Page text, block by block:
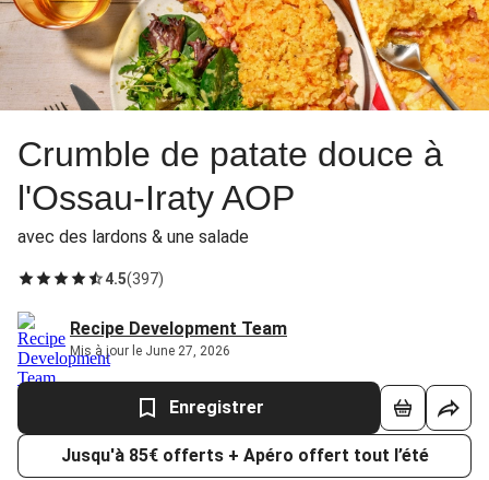
Crumble de patate douce à
l'Ossau-Iraty AOP
avec des lardons & une salade
4.5(397)
Recipe Development Team
Mis à jour le June 27, 2026
Enregistrer
Jusqu'à 85€ offerts + Apéro offert tout l’été